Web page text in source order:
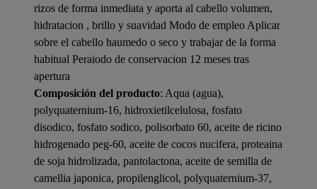
rizos de forma inmediata y aporta al cabello volumen,
hidratacion , brillo y suavidad Modo de empleo Aplicar
sobre el cabello haumedo o seco y trabajar de la forma
habitual Peraiodo de conservacion 12 meses tras
apertura
Composición del producto: Aqua (agua),
polyquaternium-16, hidroxietilcelulosa, fosfato
disodico, fosfato sodico, polisorbato 60, aceite de ricino
hidrogenado peg-60, aceite de cocos nucifera, proteaina
de soja hidrolizada, pantolactona, aceite de semilla de
camellia japonica, propilenglicol, polyquaternium-37,